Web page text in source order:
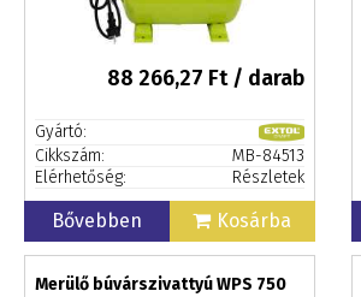
88 266,27 Ft / darab
Gyártó:
Cikkszám:
MB-84513
Elérhetőség:
Részletek
Bővebben Kosárba
Merülő búvárszivattyú WPS 750